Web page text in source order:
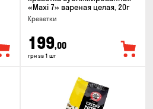
«Maxi 7» вареная целая, 20г
Креветки
199,00
грн за 1 шт